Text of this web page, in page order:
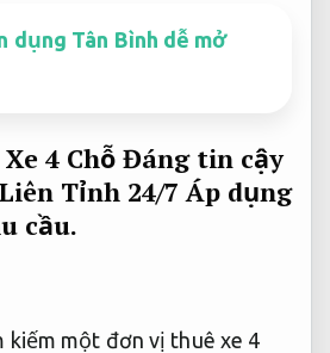
dụng Tân Bình dễ mở
4 Chỗ Đáng tin cậy
Tỉnh 24/7Áp dụng
cầu.
kiếm một đơn vị thuê xe 4